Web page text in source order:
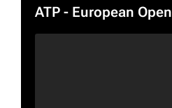
ATP - European Open